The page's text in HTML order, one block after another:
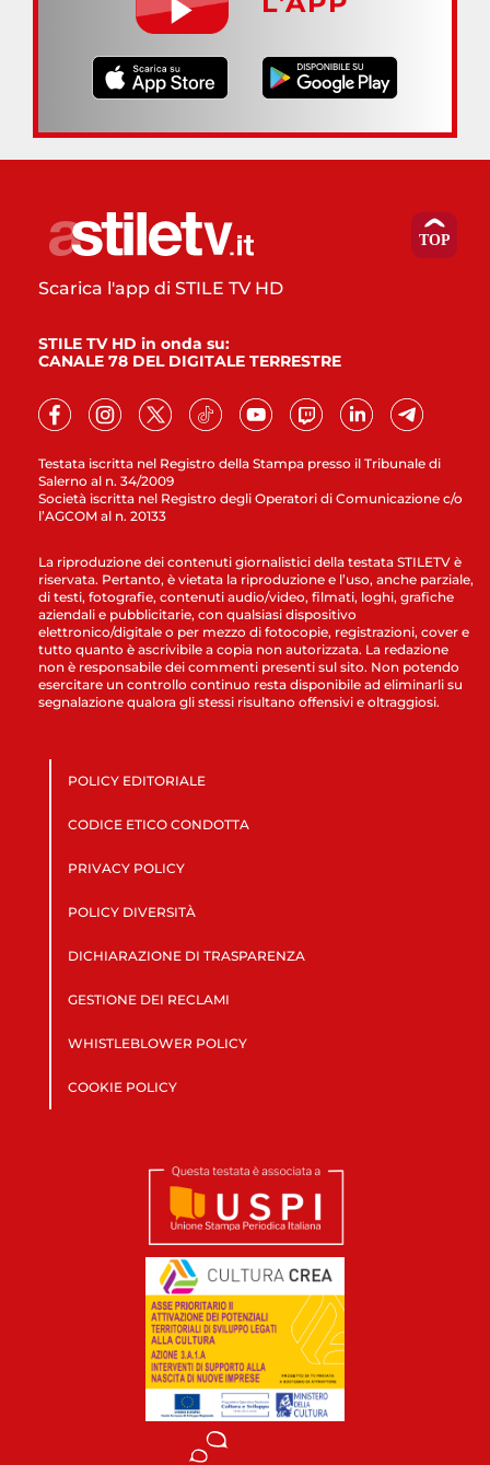
Testata iscritta nel Registro della Stampa presso il Tribunale di
Salerno al n. 34/2009
Società iscritta nel Registro degli Operatori di Comunicazione c/o
l’AGCOM al n. 20133
Scarica l'app di STILE TV HD
STILE TV HD in onda su:
CANALE 78 DEL DIGITALE TERRESTRE
La riproduzione dei contenuti giornalistici della testata STILETV è
riservata. Pertanto, è vietata la riproduzione e l’uso, anche parziale,
di testi, fotografie, contenuti audio/video, filmati, loghi, grafiche
aziendali e pubblicitarie, con qualsiasi dispositivo
elettronico/digitale o per mezzo di fotocopie, registrazioni, cover e
tutto quanto è ascrivibile a copia non autorizzata. La redazione
non è responsabile dei commenti presenti sul sito. Non potendo
esercitare un controllo continuo resta disponibile ad eliminarli su
segnalazione qualora gli stessi risultano offensivi e oltraggiosi.
POLICY EDITORIALE
CODICE ETICO CONDOTTA
PRIVACY POLICY
POLICY DIVERSITÀ
DICHIARAZIONE DI TRASPARENZA
GESTIONE DEI RECLAMI
WHISTLEBLOWER POLICY
COOKIE POLICY